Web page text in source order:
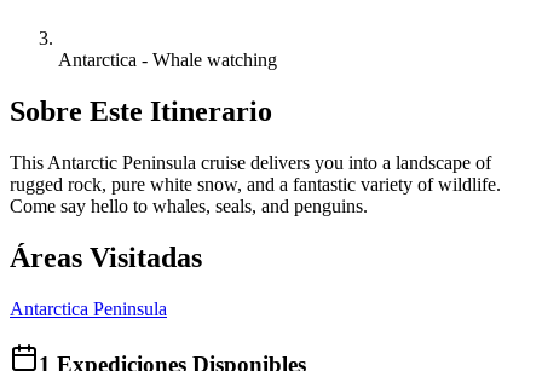
Antarctica - Whale watching
Sobre Este Itinerario
This Antarctic Peninsula cruise delivers you into a landscape of
rugged rock, pure white snow, and a fantastic variety of wildlife.
Come say hello to whales, seals, and penguins.
Áreas Visitadas
Antarctica Peninsula
1 Expediciones Disponibles